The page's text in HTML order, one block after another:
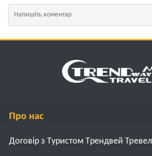
Про нас
Договір з Туристом Трендвей Тревел